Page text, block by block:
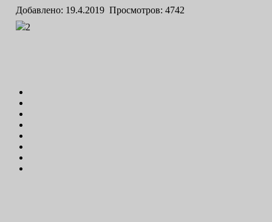
Добавлено: 19.4.2019 Просмотров: 4742
2